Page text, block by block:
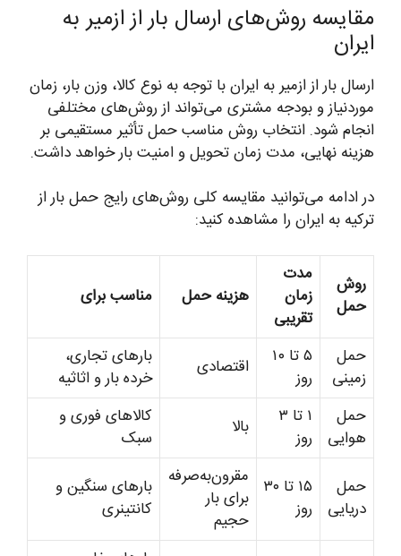
مقایسه روش‌های ارسال بار از ازمیر به
ایران
ارسال بار از ازمیر به ایران با توجه به نوع کالا، وزن بار، زمان
موردنیاز و بودجه مشتری می‌تواند از روش‌های مختلفی
انجام شود. انتخاب روش مناسب حمل تأثیر مستقیمی بر
هزینه نهایی، مدت زمان تحویل و امنیت بار خواهد داشت.
در ادامه می‌توانید مقایسه کلی روش‌های رایج حمل بار از
ترکیه به ایران را مشاهده کنید:
روش
حمل
مدت
زمان
تقریبی
هزینه حمل مناسب برای
حمل
زمینی
۵ تا ۱۰
روز
اقتصادی
بارهای تجاری،
خرده بار و اثاثیه
حمل
هوایی
۱ تا ۳
روز
بالا
کالاهای فوری و
سبک
حمل
دریایی
۱۵ تا ۳۰
روز
مقرون‌به‌صرفه
برای بار
حجیم
بارهای سنگین و
کانتینری